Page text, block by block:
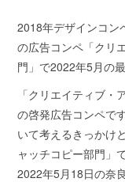
2018年デザインコン
の広告コンペ「クリ
門」で2022年5月の
「クリエイティブ
の啓発広告コンペで
いて考えるきっかけ
ャッチコピー部門」
2022年5月18日の奈